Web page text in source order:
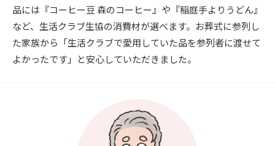
品には『コーヒー豆 森のコーヒー』や『稲庭手よりうどん』
など、生活クラブ生協の消費材が選べます。お葬式に参列し
た家族から「生活クラブで愛用していた品を参列者に渡せて
よかったです」と安心していただきました。